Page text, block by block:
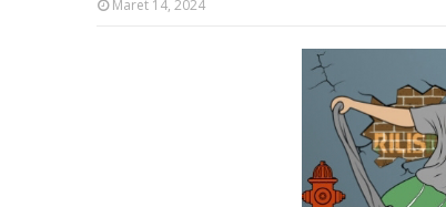
Maret 14, 2024